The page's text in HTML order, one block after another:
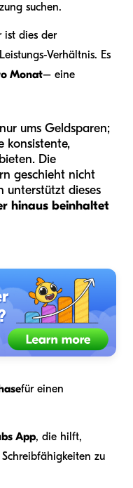
suchen.
ist dies der
Verhältnis. Es
Monat– eine
ums Geldsparen;
konsistente,
Die
geschieht nicht
unterstützt dieses
hinaus beinhaltet
für einen
App, die hilft,
zu